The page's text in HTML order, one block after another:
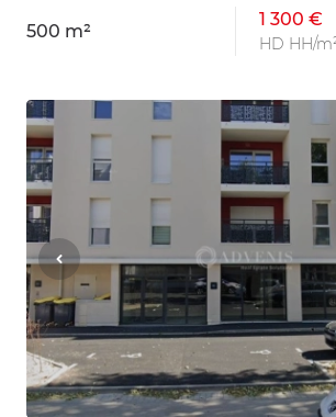
500 m²
1 300 €
HD HH/